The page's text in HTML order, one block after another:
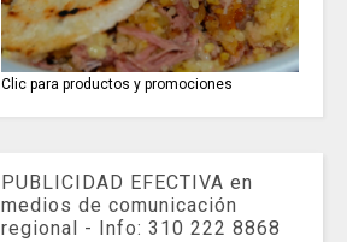
Clic para productos y promociones
PUBLICIDAD EFECTIVA en
medios de comunicación
regional - Info: 310 222 8868